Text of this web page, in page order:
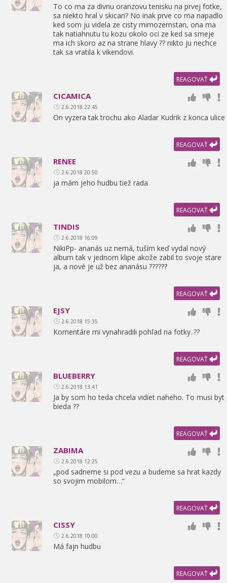
To co ma za divnu oranzovu tenisku na prvej fotke,
sa niekto hral v skicari? No inak prve co ma napadlo
ked som ju videla ze cisty mimozemstan, ona ma
tak natiahnutu tu kozu okolo oci ze ked sa smeje
ma ich skoro az na strane hlavy ?? nikto ju nechce
tak sa vratila k vikendovi.
REAGOVAŤ
CICAMICA
2.6.2018 22:45
On vyzera tak trochu ako Aladar Kudrik z konca ulice
REAGOVAŤ
RENEE
2.6.2018 20:50
ja mám jeho hudbu tiež rada
REAGOVAŤ
TINDIS
2.6.2018 16:09
NikiPp- ananás uz nemá, tuším keď vydal nový
album tak v jednom klipe akože zabil to svoje stare
ja, a nové je už bez ananásu ??????
REAGOVAŤ
EJSY
2.6.2018 15:35
Komentáre mi vynahradili pohľad na fotky..??
REAGOVAŤ
BLUEBERRY
2.6.2018 13:41
Ja by som ho teda chcela vidiet naheho. To musi byt
bieda ??
REAGOVAŤ
ZABIMA
2.6.2018 12:25
„pod sadneme si pod vezu a budeme sa hrat kazdy
so svojim mobilom…“
REAGOVAŤ
CISSY
2.6.2018 10:00
Má fajn hudbu
REAGOVAŤ